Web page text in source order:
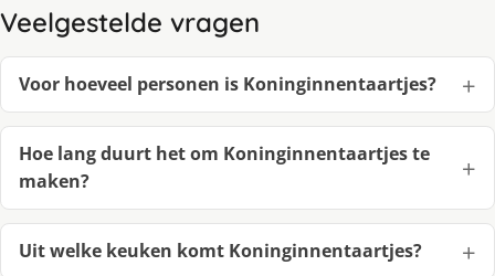
Veelgestelde vragen
Voor hoeveel personen is Koninginnentaartjes?
Hoe lang duurt het om Koninginnentaartjes te
maken?
Uit welke keuken komt Koninginnentaartjes?